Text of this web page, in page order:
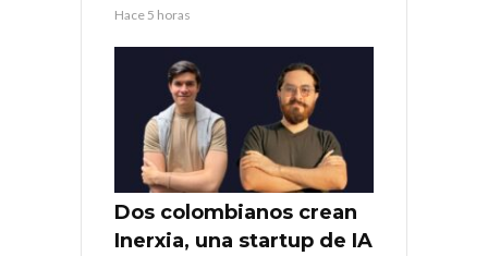
Hace 5 horas
Dos colombianos crean
Inerxia, una startup de IA